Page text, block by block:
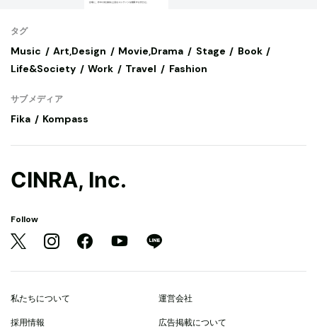
タグ
Music Art,Design Movie,Drama Stage
Book
Life&Society
Work Travel Fashion
サブメディア
Fika Kompass
CINRA, Inc.
Follow
私たちについて 運営会社
採用情報 広告掲載について